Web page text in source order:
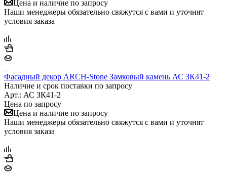
Цена и наличие по запросу
Наши менеджеры обязательно свяжутся с вами и уточнят
условия заказа
Фасадный декор ARCH-Stone Замковый камень АС ЗК41-2
Наличие и срок поставки по запросу
Арт.: АС ЗК41-2
Цена по запросу
Цена и наличие по запросу
Наши менеджеры обязательно свяжутся с вами и уточнят
условия заказа